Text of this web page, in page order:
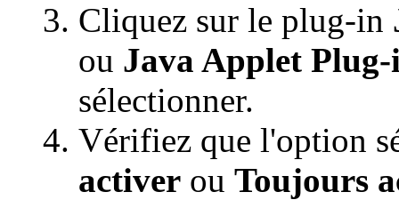
Cliquez sur le plug-in
ou Java Applet
sélectionner.
Vérifiez que l'option
activer ou Toujours